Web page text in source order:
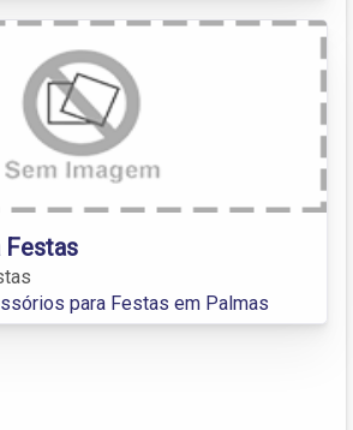
Festas
para Festas em Palmas